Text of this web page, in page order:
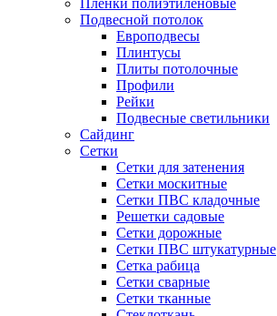
Пленки полиэтиленовые
Подвесной потолок
Европодвесы
Плинтусы
Плиты потолочные
Профили
Рейки
Подвесные светильники
Сайдинг
Сетки
Сетки для затенения
Сетки москитные
Сетки ПВС кладочные
Решетки садовые
Сетки дорожные
Сетки ПВС штукатурные
Сетка рабица
Сетки сварные
Сетки тканные